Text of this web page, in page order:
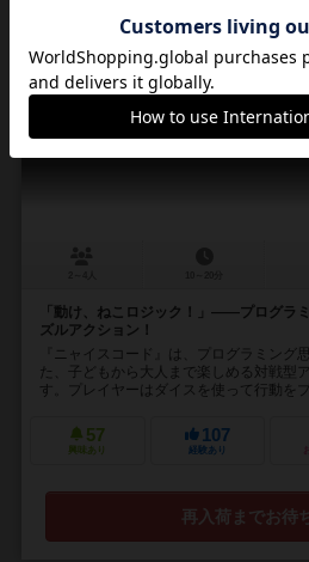
No.16
ニャイスコ
「動け、ねこロジック！」――プログラ
ズルアクション！
『ニャイスコード』は、プログラミング
た、子どもから大人まで楽しめる対戦型
す。プレイヤーはダイスを使って行動を
57
興味あり
107
経験あり
再入荷までお待